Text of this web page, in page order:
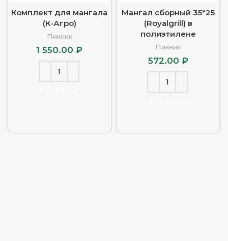
Комплект для мангала
(К-Агро)
Пикник
1 550.00₽
Мангал сборный 35*25
(Royalgrill) в
полиэтилене
Пикник
572.00 ₽